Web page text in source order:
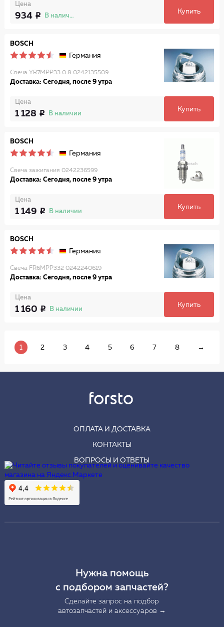
Цена
934 В наличии
Купить
BOSCH
Германия
Свеча YR7MPP33 0.8 0242135509
Доставка: Сегодня, после 9 утра
Цена
1 128 В наличии
Купить
BOSCH
Германия
Свеча зажигания 0242236599
Доставка: Сегодня, после 9 утра
Цена
1 149 В наличии
Купить
BOSCH
Германия
Свеча FR6MPP332 0242240619
Доставка: Сегодня, после 9 утра
Цена
1 160 В наличии
Купить
1 2 3 4 5 6 7 8 →
ОПЛАТА И ДОСТАВКА
КОНТАКТЫ
ВОПРОСЫ И ОТВЕТЫ
Нужна помощь
с подбором запчастей?
Сделайте запрос на подбор
автозапчастей и аксессуаров →